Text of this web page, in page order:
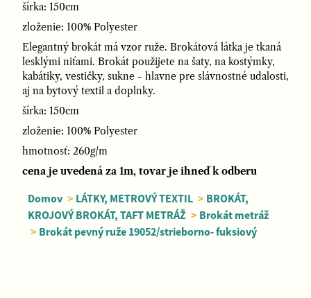
šírka: 150cm
zloženie: 100% Polyester
Elegantný brokát má vzor ruže. Brokátová látka je tkaná
lesklými niťami. Brokát použijete na šaty, na kostýmky,
kabátiky, vestičky, sukne - hlavne pre slávnostné udalosti,
aj na bytový textil a doplnky.
šírka: 150cm
zloženie: 100% Polyester
hmotnosť: 260g/m
cena je uvedená za 1m, tovar je ihneď k odberu
Domov > LÁTKY, METROVÝ TEXTIL > BROKÁT,
KROJOVÝ BROKÁT, TAFT METRÁŽ > Brokát metráž
> Brokát pevný ruže 19052/strieborno- fuksiový